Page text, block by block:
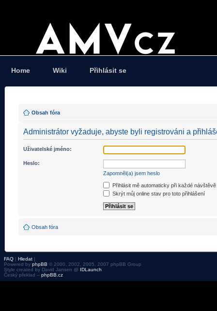
Home Wiki Přihlásit se
Obsah fóra
Administrátor vyžaduje, abyste byli registrováni a
Uživatelské jméno:
Heslo:
Zapomněl(a) jsem heslo
Přihlásit mě automaticky při každé návštěvě
Skrýt můj online stav pro toto přihlášení
Obsah fóra
FAQ | Hledat |
Powered by phpBB © 2000, 2002, 2005, 2007 phpBB Group
Style created by David Jansen @ IDLaunch
Český překlad – phpBB.cz